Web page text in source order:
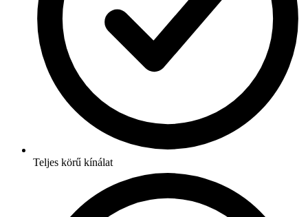
Teljes körű kínálat